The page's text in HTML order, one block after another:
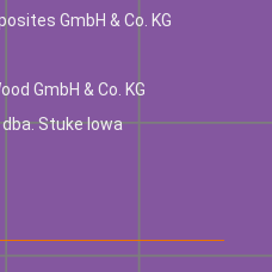
GmbH & Co. KG
GmbH & Co. KG
Stuke Iowa